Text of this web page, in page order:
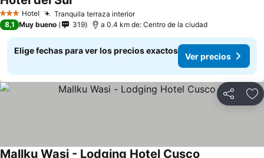
3 Estrellas
Hotel Tranquila terraza interior
8,1 Muy bueno 319 a 0.4 km de: Centro de la ciudad
Elige fechas para ver los precios exactos
Ver precios
Compartir
Mallku Wasi - Lodging Hotel Cusco